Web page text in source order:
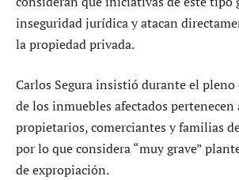
inseguridad jurídica y atacan
la propiedad privada.
Carlos Segura insistió durante el pleno
de los inmuebles afectados pertenecen
propietarios, comerciantes y familias
por lo que considera “muy grave”
de expropiación.